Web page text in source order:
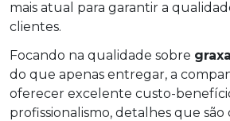
mais atual para garantir a
clientes.
Focando na qualidade sobre
do que apenas entregar, a
oferecer excelente custo-
profissionalismo, detalhes que são